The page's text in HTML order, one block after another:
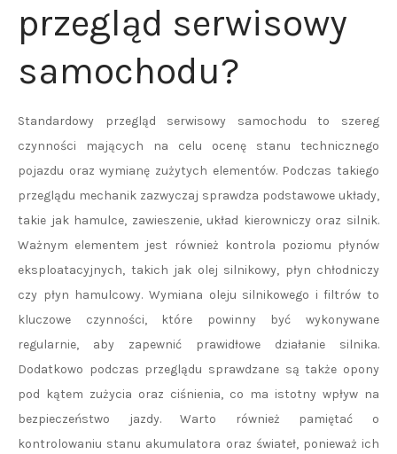
przegląd serwisowy
samochodu?
Standardowy przegląd serwisowy samochodu to szereg
czynności mających na celu ocenę stanu technicznego
pojazdu oraz wymianę zużytych elementów. Podczas takiego
przeglądu mechanik zazwyczaj sprawdza podstawowe układy,
takie jak hamulce, zawieszenie, układ kierowniczy oraz silnik.
Ważnym elementem jest również kontrola poziomu płynów
eksploatacyjnych, takich jak olej silnikowy, płyn chłodniczy
czy płyn hamulcowy. Wymiana oleju silnikowego i filtrów to
kluczowe czynności, które powinny być wykonywane
regularnie, aby zapewnić prawidłowe działanie silnika.
Dodatkowo podczas przeglądu sprawdzane są także opony
pod kątem zużycia oraz ciśnienia, co ma istotny wpływ na
bezpieczeństwo jazdy. Warto również pamiętać o
kontrolowaniu stanu akumulatora oraz świateł, ponieważ ich